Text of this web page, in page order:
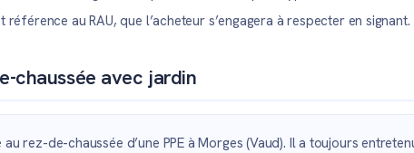
au RAU, que l’acheteur s’engagera à respecter en signant.
chaussée avec jardin
rez-de-chaussée d’une PPE à Morges (Vaud). Il a toujours